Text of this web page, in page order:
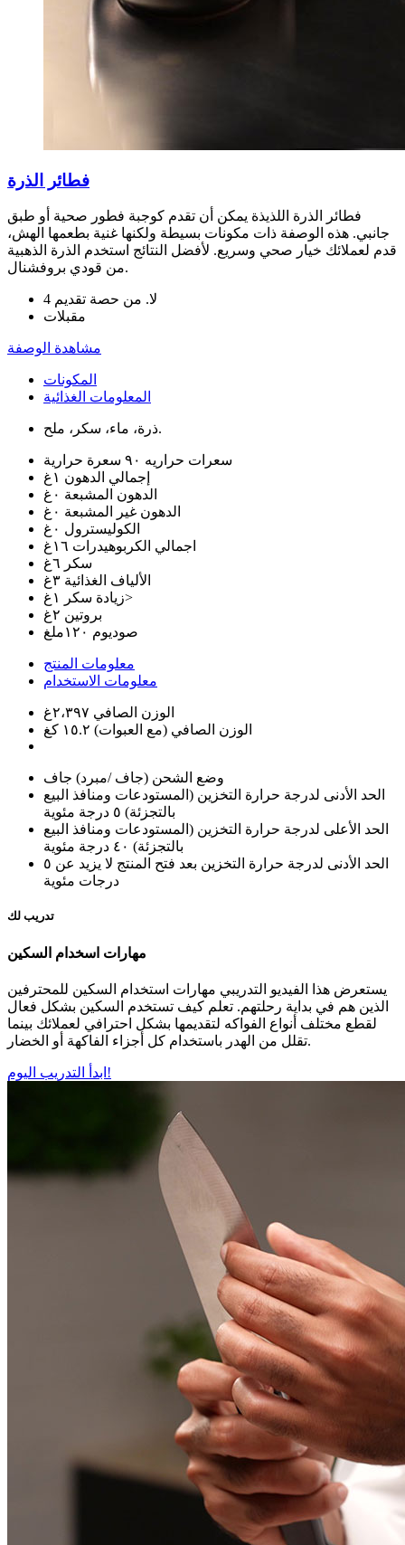
فطائر الذرة
فطائر الذرة اللذيذة يمكن أن تقدم كوجبة فطور صحية أو طبق
جانبي. هذه الوصفة ذات مكونات بسيطة ولكنها غنية بطعمها الهش،
قدم لعملائك خيار صحي وسريع. لأفضل النتائج استخدم الذرة الذهبية
من قودي بروفشنال.
لا. من حصة تقديم 4
مقبلات
مشاهدة الوصفة
المكونات
المعلومات الغذائية
ذرة، ماء، سكر، ملح.
سعرات حراريه ٩٠ سعرة حرارية
إجمالي الدهون ١غ
الدهون المشبعة ٠غ
الدهون غير المشبعة ٠غ
الكوليسترول ٠غ
اجمالي الكربوهيدرات ١٦غ
سكر ٦غ
الألياف الغذائية ٣غ
زيادة سكر١غ>
بروتين ٢غ
صوديوم ١٢٠ملغ
معلومات المنتج
معلومات الاستخدام
الوزن الصافي ٢،٣٩٧غ
الوزن الصافي (مع العبوات) ١٥.٢ كغ
وضع الشحن (جاف /مبرد) جاف
الحد الأدنى لدرجة حرارة التخزين (المستودعات ومنافذ البيع
بالتجزئة) ٥ درجة مئوية
الحد الأعلى لدرجة حرارة التخزين (المستودعات ومنافذ البيع
بالتجزئة) ٤٠ درجة مئوية
الحد الأدنى لدرجة حرارة التخزين بعد فتح المنتج
لا يزيد عن ٥
درجات مئوية
تدريب لك
مهارات اسخدام السكين
يستعرض هذا الفيديو التدريبي مهارات استخدام السكين للمحترفين
الذين هم في بداية رحلتهم. تعلم كيف تستخدم السكين بشكل فعال
لقطع مختلف أنواع الفواكه لتقديمها بشكل احترافي لعملائك بينما
تقلل من الهدر باستخدام كل أجزاء الفاكهة أو الخضار.
ابدأ التدريب اليوم!